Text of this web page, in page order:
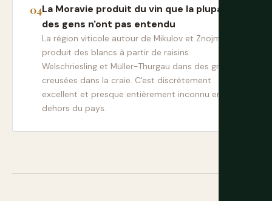
La Moravie produit du vin que la plupart
des gens n'ont pas entendu
La région viticole autour de Mikulov et Znojmo
produit des blancs à partir de raisins
Welschriesling et Müller-Thurgau dans des grottes
creusées dans la craie. C'est discrètement
excellent et presque entièrement inconnu en
dehors du pays.